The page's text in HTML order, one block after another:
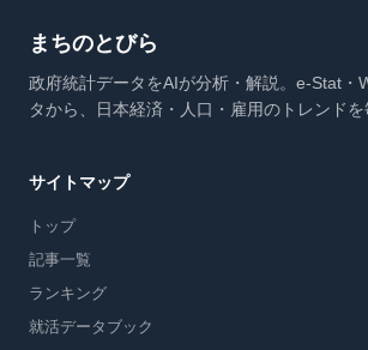
まちのとびら
政府統計データをAIが分析・解説。e-Stat・
タから、日本経済・人口・雇用のトレンドを
サイトマップ
トップ
記事一覧
ランキング
就活データブック